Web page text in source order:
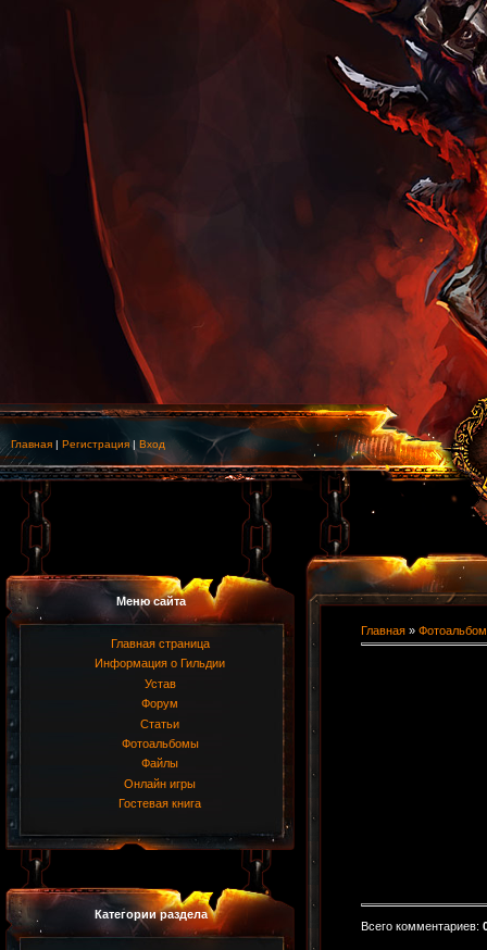
Главная | Регистрация | Вход
Меню сайта
Главная страница
Информация о Гильдии
Устав
Форум
Статьи
Фотоальбомы
Файлы
Онлайн игры
Гостевая книга
Категории раздела
Главная » Фотоальбом
Всего комментариев: